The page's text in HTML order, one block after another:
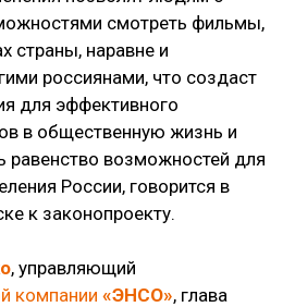
смотреть фильмы,
страны, наравне и
россиянами, что создаст
для эффективного
в общественную жизнь и
равенство возможностей для
России, говорится в
к законопроекту.
, управляющий
компании «ЭНСО», глава